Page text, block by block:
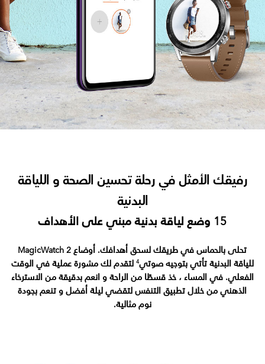
رفيقك الأمثل في رحلة تحسين الصحة و اللياقة
البدنية
15 وضع لياقة بدنية مبني على الأهداف
تحلى بالحماس في طريقك لسحق أهدافك. أوضاع MagicWatch 2
للياقة البدنية تأتي بتوجيه صوتي4 لتقدم لك مشورة عملية في الوقت
الفعلي. في المساء ، خذ قسطًا من الراحة و انعم بدقيقة من الاسترخاء
الذهني من خلال تطبيق التنفس لتقضي ليلة أفضل و تنعم بجودة
نوم مثالية.